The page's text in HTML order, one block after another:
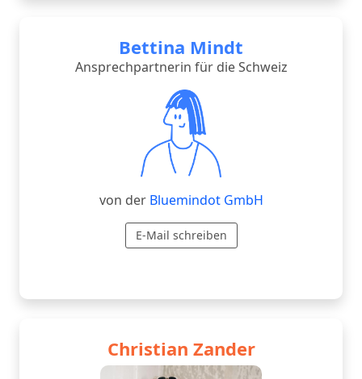
Bettina Mindt
Ansprechpartnerin für die Schweiz
von der Bluemindot GmbH
E-Mail schreiben
Christian Zander